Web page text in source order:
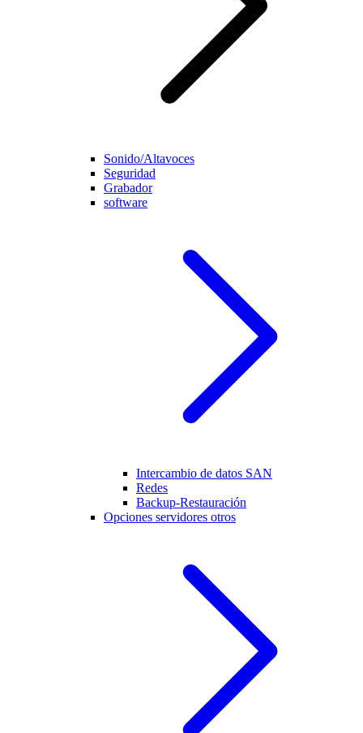
Sonido/Altavoces
Seguridad
Grabador
software
Intercambio de datos SAN
Redes
Backup-Restauración
Opciones servidores otros